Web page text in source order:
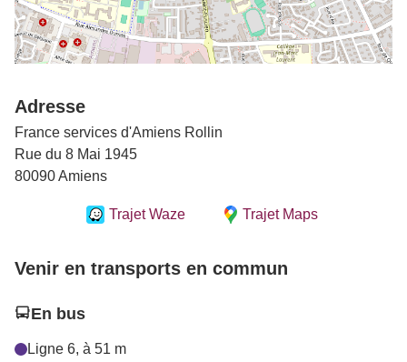
Adresse
France services d'Amiens Rollin
Rue du 8 Mai 1945
80090 Amiens
Trajet Waze Trajet Maps
Venir en transports en commun
En bus
Ligne 6, à 51 m